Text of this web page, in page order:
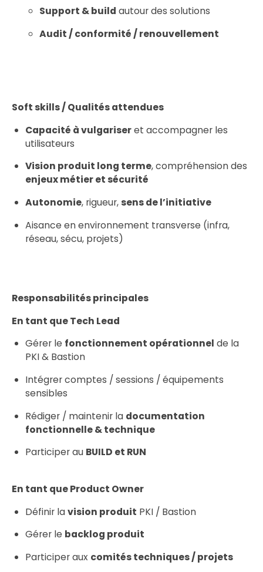
Support & build autour des solutions
Audit / conformité / renouvellement
Soft skills / Qualités attendues
Capacité à vulgariseret accompagner les
utilisateurs
Vision produit long terme, compréhension des
enjeux métier et sécurité
Autonomie, rigueur, sens de l’initiative
Aisance en environnement transverse (infra,
réseau, sécu, projets)
Responsabilités principales
En tant que Tech Lead
Gérer le fonctionnement opérationnel de la
PKI & Bastion
Intégrer comptes / sessions / équipements
sensibles
Rédiger / maintenir la documentation
fonctionnelle & technique
Participer au BUILD et RUN
En tant que Product Owner
Définir lavision produit PKI / Bastion
Gérer le backlog produit
Participer aux comités techniques / projets